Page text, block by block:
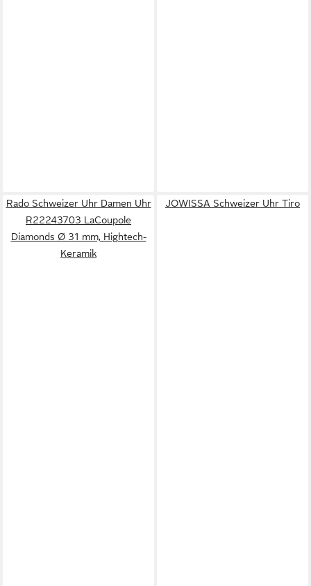
Rado Schweizer Uhr Damen Uhr
R22243703 LaCoupole
Diamonds Ø 31 mm, Hightech-
Keramik
JOWISSA Schweizer Uhr Tiro